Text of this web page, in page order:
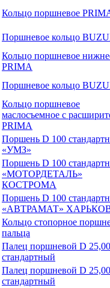
Кольцо поршневое
Поршневое кольцо
Кольцо поршневое
PRIMA
Поршневое кольцо
Кольцо поршневое
маслосъемное с
PRIMA
Поршень D 100
«УМЗ»
Поршень D 100
«МОТОРДЕТАЛЬ»
КОСТРОМА
Поршень D 100
«АВТРАМАТ»
Кольцо стопоpное
пальца
Палец поршневой D 25,00
стандаpтный
Палец поршневой D 25,00
стандаpтный